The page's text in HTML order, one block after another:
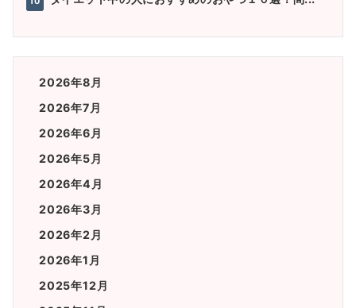
2026年8月
2026年7月
2026年6月
2026年5月
2026年4月
2026年3月
2026年2月
2026年1月
2025年12月